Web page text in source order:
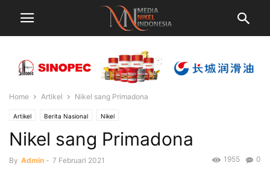
Home Artikel Nikel sang Primadona
Artikel Berita Nasional Nikel
Nikel sang Primadona
By Admin - 7 Februari 2021 0
1955